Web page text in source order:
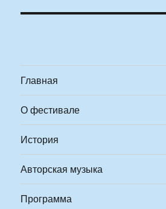
Главная
О фестивале
История
Авторская музыка
Программа